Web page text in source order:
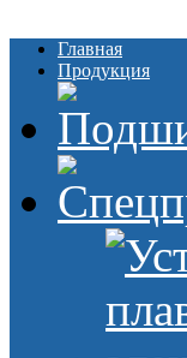
Главная
Продукция